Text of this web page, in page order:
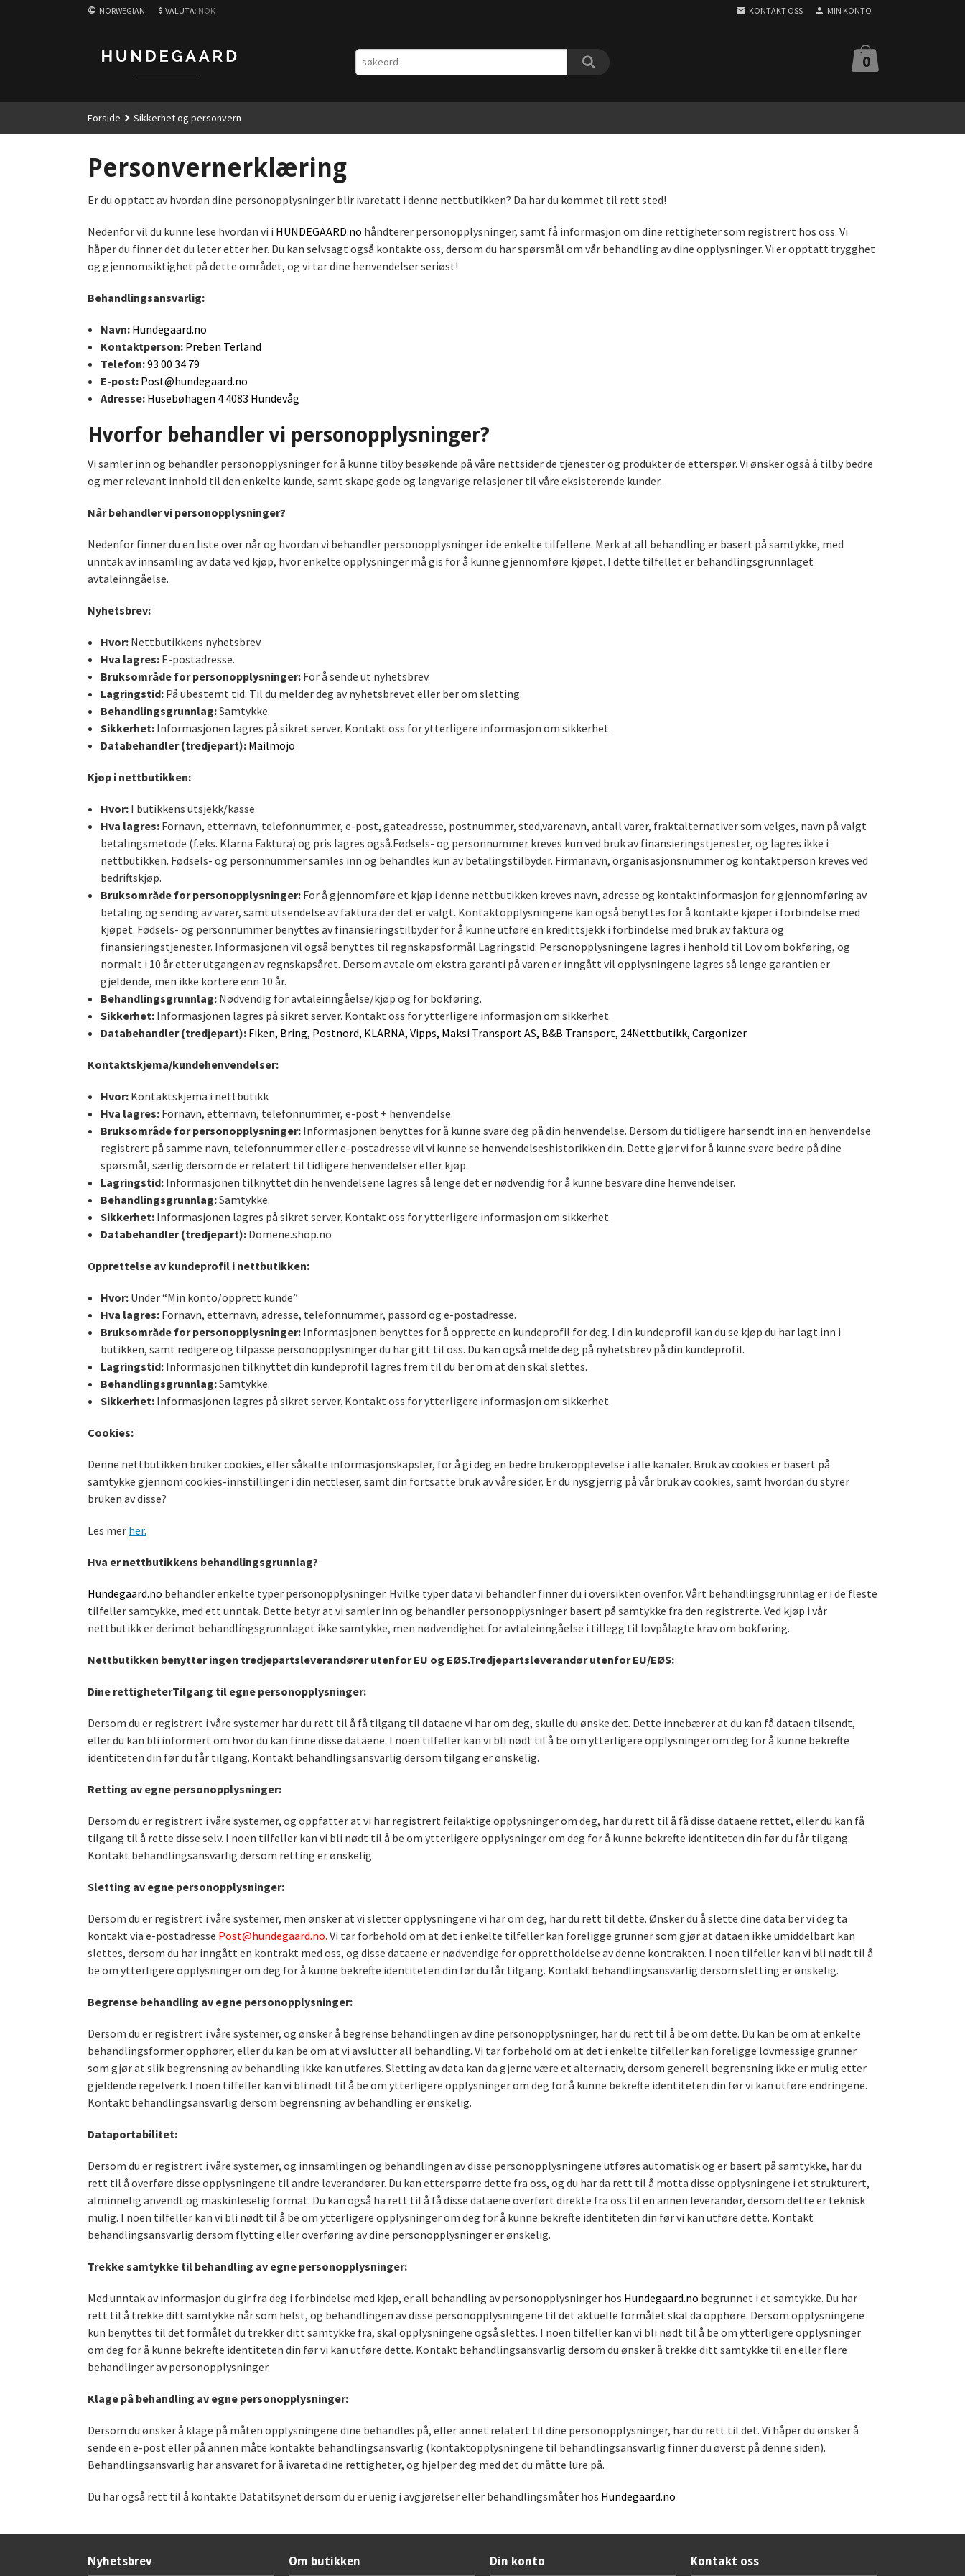
NORWEGIAN VALUTA: NOK KONTAKT OSS MIN KONTO
0
Forside Sikkerhet og personvern
Personvernerklæring
Er du opptatt av hvordan dine personopplysninger blir ivaretatt i denne nettbutikken? Da har du kommet til rett sted!
Nedenfor vil du kunne lese hvordan vi i HUNDEGAARD.no håndterer personopplysninger, samt få informasjon om dine rettigheter som registrert hos oss. Vi
håper du finner det du leter etter her. Du kan selvsagt også kontakte oss, dersom du har spørsmål om vår behandling av dine opplysninger. Vi er opptatt trygghet
og gjennomsiktighet på dette området, og vi tar dine henvendelser seriøst!
Behandlingsansvarlig:
Navn: Hundegaard.no
Kontaktperson: Preben Terland
Telefon:93 00 34 79
E-post: Post@hundegaard.no
Adresse: Husebøhagen 4 4083 Hundevåg
Hvorfor behandler vi personopplysninger?
Vi samler inn og behandler personopplysninger for å kunne tilby besøkende på våre nettsider de tjenester og produkter de etterspør. Vi ønsker også å tilby bedre
og mer relevant innhold til den enkelte kunde, samt skape gode og langvarige relasjoner til våre eksisterende kunder.
Når behandler vi personopplysninger?
Nedenfor finner du en liste over når og hvordan vi behandler personopplysninger i de enkelte tilfellene. Merk at all behandling er basert på samtykke, med
unntak av innsamling av data ved kjøp, hvor enkelte opplysninger må gis for å kunne gjennomføre kjøpet. I dette tilfellet er behandlingsgrunnlaget
avtaleinngåelse.
Nyhetsbrev:
Hvor:Nettbutikkens nyhetsbrev
Hva lagres:E-postadresse.
Bruksområde for personopplysninger:For å sende ut nyhetsbrev.
Lagringstid:På ubestemt tid. Til du melder deg av nyhetsbrevet eller ber om sletting.
Behandlingsgrunnlag:Samtykke.
Sikkerhet:Informasjonen lagres på sikret server. Kontakt oss for ytterligere informasjon om sikkerhet.
Databehandler (tredjepart): Mailmojo
Kjøp i nettbutikken:
Hvor:I butikkens utsjekk/kasse
Hva lagres:Fornavn, etternavn, telefonnummer, e-post, gateadresse, postnummer, sted,varenavn, antall varer, fraktalternativer som velges, navn på valgt
betalingsmetode (f.eks. Klarna Faktura) og pris lagres også.Fødsels- og personnummer kreves kun ved bruk av finansieringstjenester, og lagres ikke i
nettbutikken. Fødsels- og personnummer samles inn og behandles kun av betalingstilbyder. Firmanavn, organisasjonsnummer og kontaktperson kreves ved
bedriftskjøp.
Bruksområde for personopplysninger:For å gjennomføre et kjøp i denne nettbutikken kreves navn, adresse og kontaktinformasjon for gjennomføring av
betaling og sending av varer, samt utsendelse av faktura der det er valgt. Kontaktopplysningene kan også benyttes for å kontakte kjøper i forbindelse med
kjøpet. Fødsels- og personnummer benyttes av finansieringstilbyder for å kunne utføre en kredittsjekk i forbindelse med bruk av faktura og
finansieringstjenester. Informasjonen vil også benyttes til regnskapsformål.Lagringstid: Personopplysningene lagres i henhold til Lov om bokføring, og
normalt i 10 år etter utgangen av regnskapsåret. Dersom avtale om ekstra garanti på varen er inngått vil opplysningene lagres så lenge garantien er
gjeldende, men ikke kortere enn 10 år.
Behandlingsgrunnlag:Nødvendig for avtaleinngåelse/kjøp og for bokføring.
Sikkerhet:Informasjonen lagres på sikret server. Kontakt oss for ytterligere informasjon om sikkerhet.
Databehandler (tredjepart): Fiken, Bring, Postnord, KLARNA, Vipps, Maksi Transport AS, B&B Transport, 24Nettbutikk, Cargonizer
Kontaktskjema/kundehenvendelser:
Hvor:Kontaktskjema i nettbutikk
Hva lagres:Fornavn, etternavn, telefonnummer, e-post + henvendelse.
Bruksområde for personopplysninger:Informasjonen benyttes for å kunne svare deg på din henvendelse. Dersom du tidligere har sendt inn en henvendelse
registrert på samme navn, telefonnummer eller e-postadresse vil vi kunne se henvendelseshistorikken din. Dette gjør vi for å kunne svare bedre på dine
spørsmål, særlig dersom de er relatert til tidligere henvendelser eller kjøp.
Lagringstid:Informasjonen tilknyttet din henvendelsene lagres så lenge det er nødvendig for å kunne besvare dine henvendelser.
Behandlingsgrunnlag:Samtykke.
Sikkerhet:Informasjonen lagres på sikret server. Kontakt oss for ytterligere informasjon om sikkerhet.
Databehandler (tredjepart):Domene.shop.no
Opprettelse av kundeprofil i nettbutikken:
Hvor:Under “Min konto/opprett kunde”
Hva lagres:Fornavn, etternavn, adresse, telefonnummer, passord og e-postadresse.
Bruksområde for personopplysninger:Informasjonen benyttes for å opprette en kundeprofil for deg. I din kundeprofil kan du se kjøp du har lagt inn i
butikken, samt redigere og tilpasse personopplysninger du har gitt til oss. Du kan også melde deg på nyhetsbrev på din kundeprofil.
Lagringstid:Informasjonen tilknyttet din kundeprofil lagres frem til du ber om at den skal slettes.
Behandlingsgrunnlag:Samtykke.
Sikkerhet:Informasjonen lagres på sikret server. Kontakt oss for ytterligere informasjon om sikkerhet.
Cookies:
Denne nettbutikken bruker cookies, eller såkalte informasjonskapsler, for å gi deg en bedre brukeropplevelse i alle kanaler. Bruk av cookies er basert på
samtykke gjennom cookies-innstillinger i din nettleser, samt din fortsatte bruk av våre sider. Er du nysgjerrig på vår bruk av cookies, samt hvordan du styrer
bruken av disse?
Les mer her.
Hva er nettbutikkens behandlingsgrunnlag?
Hundegaard.no behandler enkelte typer personopplysninger. Hvilke typer data vi behandler finner du i oversikten ovenfor. Vårt behandlingsgrunnlag er i de fleste
tilfeller samtykke, med ett unntak. Dette betyr at vi samler inn og behandler personopplysninger basert på samtykke fra den registrerte. Ved kjøp i vår
nettbutikk er derimot behandlingsgrunnlaget ikke samtykke, men nødvendighet for avtaleinngåelse i tillegg til lovpålagte krav om bokføring.
Nettbutikken benytter ingen tredjepartsleverandører utenfor EU og EØS.Tredjepartsleverandør utenfor EU/EØS:
Dine rettigheterTilgang til egne personopplysninger:
Dersom du er registrert i våre systemer har du rett til å få tilgang til dataene vi har om deg, skulle du ønske det. Dette innebærer at du kan få dataen tilsendt,
eller du kan bli informert om hvor du kan finne disse dataene. I noen tilfeller kan vi bli nødt til å be om ytterligere opplysninger om deg for å kunne bekrefte
identiteten din før du får tilgang. Kontakt behandlingsansvarlig dersom tilgang er ønskelig.
Retting av egne personopplysninger:
Dersom du er registrert i våre systemer, og oppfatter at vi har registrert feilaktige opplysninger om deg, har du rett til å få disse dataene rettet, eller du kan få
tilgang til å rette disse selv. I noen tilfeller kan vi bli nødt til å be om ytterligere opplysninger om deg for å kunne bekrefte identiteten din før du får tilgang.
Kontakt behandlingsansvarlig dersom retting er ønskelig.
Sletting av egne personopplysninger:
Dersom du er registrert i våre systemer, men ønsker at vi sletter opplysningene vi har om deg, har du rett til dette. Ønsker du å slette dine data ber vi deg ta
kontakt via e-postadresse Post@hundegaard.no. Vi tar forbehold om at det i enkelte tilfeller kan foreligge grunner som gjør at dataen ikke umiddelbart kan
slettes, dersom du har inngått en kontrakt med oss, og disse dataene er nødvendige for opprettholdelse av denne kontrakten. I noen tilfeller kan vi bli nødt til å
be om ytterligere opplysninger om deg for å kunne bekrefte identiteten din før du får tilgang. Kontakt behandlingsansvarlig dersom sletting er ønskelig.
Begrense behandling av egne personopplysninger:
Dersom du er registrert i våre systemer, og ønsker å begrense behandlingen av dine personopplysninger, har du rett til å be om dette. Du kan be om at enkelte
behandlingsformer opphører, eller du kan be om at vi avslutter all behandling. Vi tar forbehold om at det i enkelte tilfeller kan foreligge lovmessige grunner
som gjør at slik begrensning av behandling ikke kan utføres. Sletting av data kan da gjerne være et alternativ, dersom generell begrensning ikke er mulig etter
gjeldende regelverk. I noen tilfeller kan vi bli nødt til å be om ytterligere opplysninger om deg for å kunne bekrefte identiteten din før vi kan utføre endringene.
Kontakt behandlingsansvarlig dersom begrensning av behandling er ønskelig.
Dataportabilitet:
Dersom du er registrert i våre systemer, og innsamlingen og behandlingen av disse personopplysningene utføres automatisk og er basert på samtykke, har du
rett til å overføre disse opplysningene til andre leverandører. Du kan etterspørre dette fra oss, og du har da rett til å motta disse opplysningene i et strukturert,
alminnelig anvendt og maskinleselig format. Du kan også ha rett til å få disse dataene overført direkte fra oss til en annen leverandør, dersom dette er teknisk
mulig. I noen tilfeller kan vi bli nødt til å be om ytterligere opplysninger om deg for å kunne bekrefte identiteten din før vi kan utføre dette. Kontakt
behandlingsansvarlig dersom flytting eller overføring av dine personopplysninger er ønskelig.
Trekke samtykke til behandling av egne personopplysninger:
Med unntak av informasjon du gir fra deg i forbindelse med kjøp, er all behandling av personopplysninger hos Hundegaard.no begrunnet i et samtykke. Du har
rett til å trekke ditt samtykke når som helst, og behandlingen av disse personopplysningene til det aktuelle formålet skal da opphøre. Dersom opplysningene
kun benyttes til det formålet du trekker ditt samtykke fra, skal opplysningene også slettes. I noen tilfeller kan vi bli nødt til å be om ytterligere opplysninger
om deg for å kunne bekrefte identiteten din før vi kan utføre dette. Kontakt behandlingsansvarlig dersom du ønsker å trekke ditt samtykke til en eller flere
behandlinger av personopplysninger.
Klage på behandling av egne personopplysninger:
Dersom du ønsker å klage på måten opplysningene dine behandles på, eller annet relatert til dine personopplysninger, har du rett til det. Vi håper du ønsker å
sende en e-post eller på annen måte kontakte behandlingsansvarlig (kontaktopplysningene til behandlingsansvarlig finner du øverst på denne siden).
Behandlingsansvarlig har ansvaret for å ivareta dine rettigheter, og hjelper deg med det du måtte lure på.
Du har også rett til å kontakte Datatilsynet dersom du er uenig i avgjørelser eller behandlingsmåter hos Hundegaard.no
Nyhetsbrev Om butikken Din konto Kontakt oss